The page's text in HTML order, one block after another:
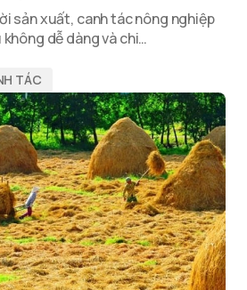
sản xuất, canh tác nông nghiệp
dễ dàng và chi…
TÁC